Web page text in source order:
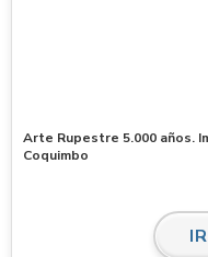
Arte Rupestre 5.000 años.
Coquimbo